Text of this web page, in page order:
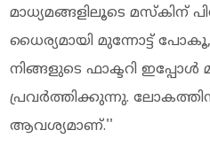
മാധ്യമങ്ങളിലൂടെ മസ്‌കിന്
ധൈര്യമായി മുന്നോട്ട്
നിങ്ങളുടെ ഫാക്ടറി ഇപ്പോള്‍
പ്രവര്‍ത്തിക്കുന്നു.
ആവശ്യമാണ്.''